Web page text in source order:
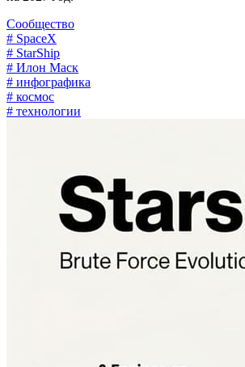
Сообщество
# SpaceX
# StarShip
# Илон Маск
# инфографика
# космос
# технологии